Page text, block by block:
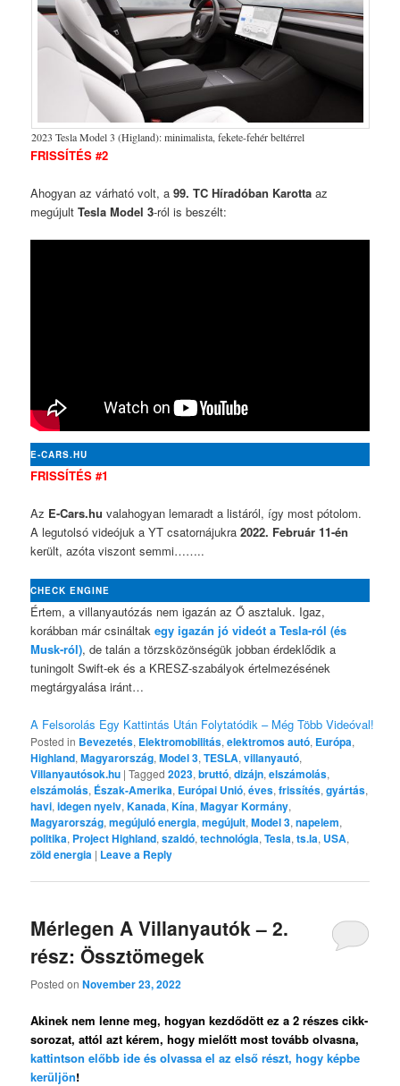
2023 Tesla Model 3 (Higland): minimalista, fekete-fehér beltérrel
FRISSÍTÉS #2
Ahogyan az várható volt, a99. TC Híradóban Karotta az
megújultTesla Model 3-ról is beszélt:
E-CARS.HU
FRISSÍTÉS #1
Az E-Cars.hu valahogyan lemaradt a listáról, így most pótolom.
A legutolsó videójuk a YT csatornájukra2022. Február 11-én
került, azóta viszont semmi……..
CHECK ENGINE
Értem, a villanyautózás nem igazán az Ő asztaluk. Igaz,
korábban már csináltakegy igazán jó videót a Tesla-ról (és
Musk-ról), de talán a törzsközönségük jobban érdeklődik a
tuningolt Swift-ek és a KRESZ-szabályok értelmezésének
megtárgyalása iránt…
A Felsorolás Egy Kattintás Után Folytatódik – Még Több Videóval!
Posted in Bevezetés, Elektromobilitás,elektromos autó, Európa,
Highland,Magyarország,Model 3,TESLA,villanyautó,
Villanyautósok.hu |Tagged 2023,bruttó,dizájn,elszámolás,
elszámolás, Észak-Amerika, Európai Unió,éves,frissítés,gyártás,
havi,idegen nyelv,Kanada,Kína,Magyar Kormány,
Magyarország,megújuló energia,megújult,Model 3,napelem,
politika, Project Highland,szaldó,technológia,Tesla,ts.la, USA,
zöld energia | Leave a Reply
Mérlegen A Villanyautók – 2.
rész: Össztömegek
Posted onNovember 23, 2022
Akinek nem lenne meg, hogyan kezdődött ez a 2 részes cikk-
sorozat, attól azt kérem, hogy mielőtt most tovább olvasna,
kattintson előbb ide és olvassa el az első részt, hogy képbe
kerüljön!